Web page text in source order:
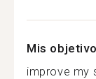
Mis
improve my